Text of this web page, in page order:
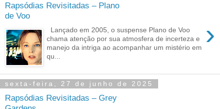
Rapsódias Revisitadas – Plano
de Voo
›
Lançado em 2005, o suspense Plano de Voo
chama atenção por sua atmosfera de incerteza e
manejo da intriga ao acompanhar um mistério em
qu...
sexta-feira, 27 de junho de 2025
Rapsódias Revisitadas – Grey